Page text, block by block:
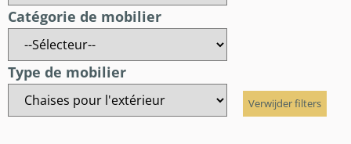
Catégorie de mobilier
Type de mobilier
Verwijder filters